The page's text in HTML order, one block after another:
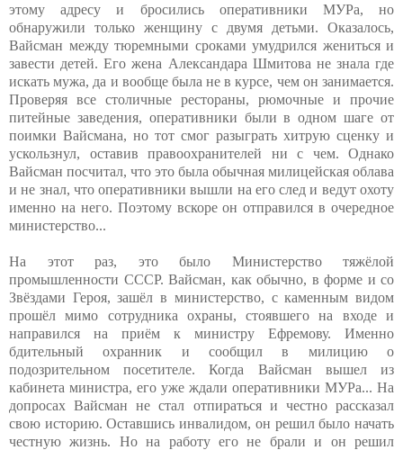
этому адресу и бросились оперативники МУРа, но
обнаружили только женщину с двумя детьми. Оказалось,
Вайсман между тюремными сроками умудрился жениться и
завести детей. Его жена Александара Шмитова не знала где
искать мужа, да и вообще была не в курсе, чем он занимается.
Проверяя все столичные рестораны, рюмочные и прочие
питейные заведения, оперативники были в одном шаге от
поимки Вайсмана, но тот смог разыграть хитрую сценку и
ускользнул, оставив правоохранителей ни с чем. Однако
Вайсман посчитал, что это была обычная милицейская облава
и не знал, что оперативники вышли на его след и ведут охоту
именно на него. Поэтому вскоре он отправился в очередное
министерство...
На этот раз, это было Министерство тяжёлой
промышленности СССР. Вайсман, как обычно, в форме и со
Звёздами Героя, зашёл в министерство, с каменным видом
прошёл мимо сотрудника охраны, стоявшего на входе и
направился на приём к министру Ефремову. Именно
бдительный охранник и сообщил в милицию о
подозрительном посетителе. Когда Вайсман вышел из
кабинета министра, его уже ждали оперативники МУРа... На
допросах Вайсман не стал отпираться и честно рассказал
свою историю. Оставшись инвалидом, он решил было начать
честную жизнь. Но на работу его не брали и он решил